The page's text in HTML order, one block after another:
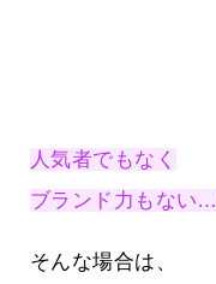
人気者でもなく
ブランド力もない…
そんな場合は、